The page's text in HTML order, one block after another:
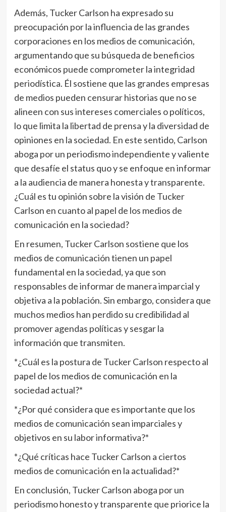
Además, Tucker Carlson ha expresado su
preocupación por la influencia de las grandes
corporaciones en los medios de comunicación,
argumentando que su búsqueda de beneficios
económicos puede comprometer la integridad
periodística. Él sostiene que las grandes empresas
de medios pueden censurar historias que no se
alineen con sus intereses comerciales o políticos,
lo que limita la libertad de prensa y la diversidad de
opiniones en la sociedad. En este sentido, Carlson
aboga por un periodismo independiente y valiente
que desafíe el status quo y se enfoque en informar
a la audiencia de manera honesta y transparente.
¿Cuál es tu opinión sobre la visión de Tucker
Carlson en cuanto al papel de los medios de
comunicación en la sociedad?
En resumen, Tucker Carlson sostiene que los
medios de comunicación tienen un papel
fundamental en la sociedad, ya que son
responsables de informar de manera imparcial y
objetiva a la población. Sin embargo, considera que
muchos medios han perdido su credibilidad al
promover agendas políticas y sesgar la
información que transmiten.
*¿Cuál es la postura de Tucker Carlson respecto al
papel de los medios de comunicación en la
sociedad actual?*
*¿Por qué considera que es importante que los
medios de comunicación sean imparciales y
objetivos en su labor informativa?*
*¿Qué críticas hace Tucker Carlson a ciertos
medios de comunicación en la actualidad?*
En conclusión, Tucker Carlson aboga por un
periodismo honesto y transparente que priorice la